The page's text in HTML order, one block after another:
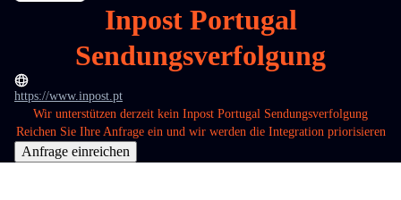
Inpost Portugal
Sendungsverfolgung
https://www.inpost.pt
Wir unterstützen derzeit kein Inpost Portugal Sendungsverfolgung
Reichen Sie Ihre Anfrage ein und wir werden die Integration priorisieren
Anfrage einreichen